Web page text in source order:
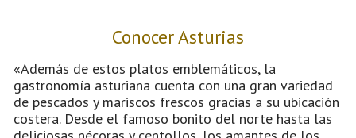
Conocer Asturias
«Además de estos platos emblemáticos, la
gastronomía asturiana cuenta con una gran variedad
de pescados y mariscos frescos gracias a su ubicación
costera. Desde el famoso bonito del norte hasta las